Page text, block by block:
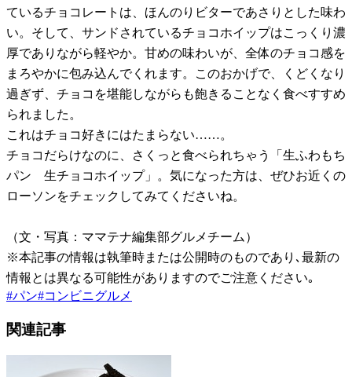
ているチョコレートは、ほんのりビターであさりとした味わ
い。そして、サンドされているチョコホイップはこっくり濃
厚でありながら軽やか。甘めの味わいが、全体のチョコ感を
まろやかに包み込んでくれます。このおかげで、くどくなり
過ぎず、チョコを堪能しながらも飽きることなく食べすすめ
られました。
これはチョコ好きにはたまらない……。
チョコだらけなのに、さくっと食べられちゃう「生ふわもち
パン 生チョコホイップ」。気になった方は、ぜひお近くの
ローソンをチェックしてみてくださいね。
（文・写真：ママテナ編集部グルメチーム）
※本記事の情報は執筆時または公開時のものであり､最新の
情報とは異なる可能性がありますのでご注意ください｡
#パン#コンビニグルメ
関連記事